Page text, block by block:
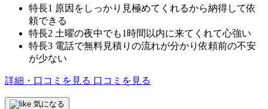
特長1 原因をしっかり見極めてくれるから納得して依
頼できる
特長2 土曜の夜中でも1時間以内に来てくれて心強い
特長3 電話で無料見積りの流れが分かり依頼前の不安
が少ない
詳細・口コミを見る 口コミを見る
気になる